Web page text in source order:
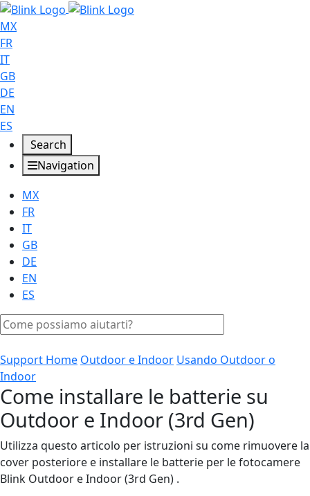
MX
FR
IT
GB
DE
EN
ES
Search
Navigation
MX
FR
IT
GB
DE
EN
ES
Support Home Outdoor e Indoor Usando Outdoor o
Indoor
Come installare le batterie su
Outdoor e Indoor (3rd Gen)
Utilizza questo articolo per istruzioni su come rimuovere la
cover posteriore e installare le batterie per le fotocamere
Blink Outdoor e Indoor (3rd Gen) .